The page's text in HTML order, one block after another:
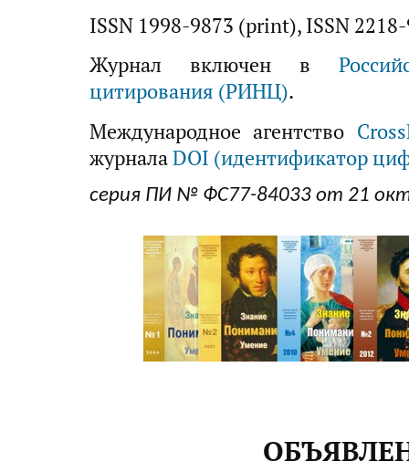
ISSN 1998-9873 (print), ISSN
Журнал включен в
цитирования (РИНЦ).
Международное агентство
журналаDOI (идентификатор
серия ПИ № ФС77-84033 от 21